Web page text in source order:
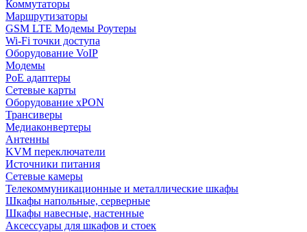
Коммутаторы
Маршрутизаторы
GSM LTE Модемы Роутеры
Wi-Fi точки доступа
Оборудование VoIP
Модемы
PoE адаптеры
Сетевые карты
Оборудование xPON
Трансиверы
Медиаконвертеры
Антенны
KVM переключатели
Источники питания
Сетевые камеры
Телекоммуникационные и металлические шкафы
Шкафы напольные, серверные
Шкафы навесные, настенные
Аксессуары для шкафов и стоек